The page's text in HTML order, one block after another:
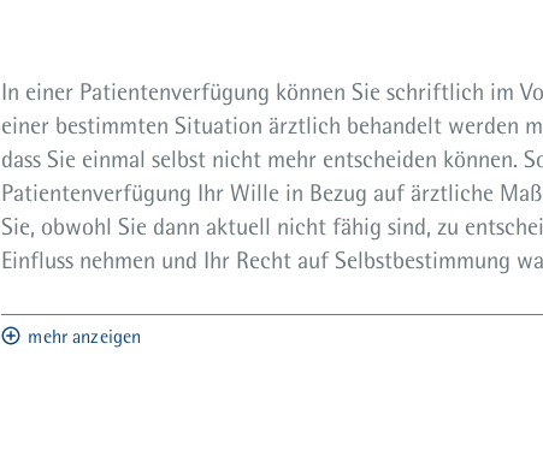
In einer Patientenverfügung können Sie schriftlich im
einer bestimmten Situation ärztlich behandelt werden
dass Sie einmal selbst nicht mehr entscheiden können.
Patientenverfügung Ihr Wille in Bezug auf ärztliche
Sie, obwohl Sie dann aktuell nicht fähig sind, zu
Einfluss nehmen und Ihr Recht auf Selbstbestimmung
mehr anzeigen